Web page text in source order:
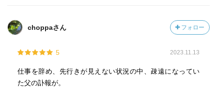
choppaさん フォロー
5 2023.11.13
仕事を辞め、先行きが見えない状況の中、疎遠になってい
た父の訃報が。